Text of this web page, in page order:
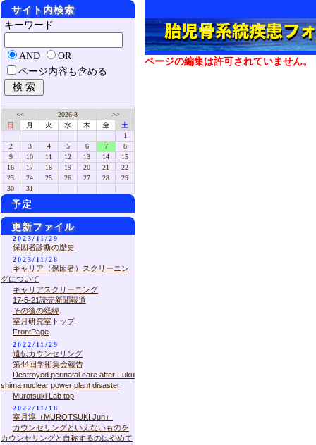
ページの編集は許可されていません。
サイト内検索
キーワード
AND
OR
ページ内容も含める
<< 2026-8
>>
日
月 火 水 木 金
土
1
2
3 4 5 6 7
8
9
10 11 12 13 14
15
16
17 18 19 20 21
22
23
24 25 26 27 28
29
30
31
予定
更新ファイル
2023/11/29
保因者診断の歴史
2023/11/28
キャリア（保因者）スクリーニン
グについて
キャリアスクリーニング
17-5-21読売新聞報道
その後の経緯
室月研究室トップ
FrontPage
2022/11/29
遺伝カウンセリング
第44回学術集会報告
Destroyed perinatal care after Fuku
shima nuclear power plant disaster
Murotsuki Lab top
2022/11/18
室月淳（MUROTSUKI Jun）
カウンセリングといえないものを
カウンセリングと自称するのはやめて